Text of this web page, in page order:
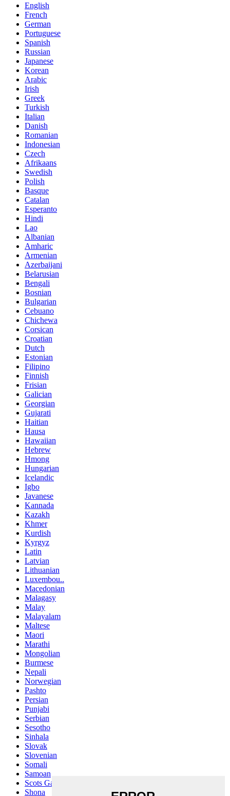
English
French
German
Portuguese
Spanish
Russian
Japanese
Korean
Arabic
Irish
Greek
Turkish
Italian
Danish
Romanian
Indonesian
Czech
Afrikaans
Swedish
Polish
Basque
Catalan
Esperanto
Hindi
Lao
Albanian
Amharic
Armenian
Azerbaijani
Belarusian
Bengali
Bosnian
Bulgarian
Cebuano
Chichewa
Corsican
Croatian
Dutch
Estonian
Filipino
Finnish
Frisian
Galician
Georgian
Gujarati
Haitian
Hausa
Hawaiian
Hebrew
Hmong
Hungarian
Icelandic
Igbo
Javanese
Kannada
Kazakh
Khmer
Kurdish
Kyrgyz
Latin
Latvian
Lithuanian
Luxembou..
Macedonian
Malagasy
Malay
Malayalam
Maltese
Maori
Marathi
Mongolian
Burmese
Nepali
Norwegian
Pashto
Persian
Punjabi
Serbian
Sesotho
Sinhala
Slovak
Slovenian
Somali
Samoan
Scots Gaelic
Shona